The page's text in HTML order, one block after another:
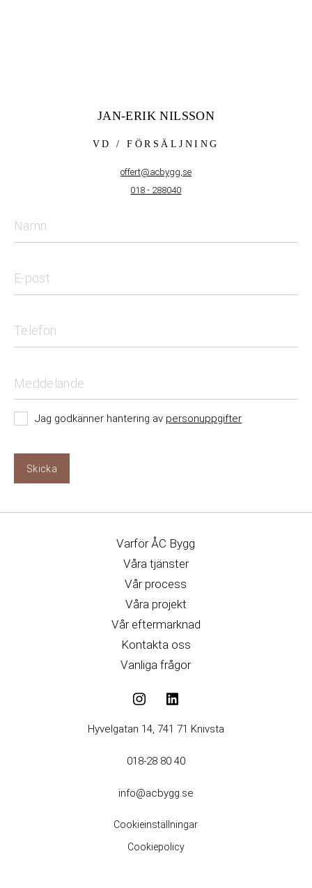
JAN-ERIK NILSSON
VD / FÖRSÄLJNING
offert@acbygg,se
018 - 288040
Jag godkänner hantering av personuppgifter
Skicka
Varför ÅC Bygg
Våra tjänster
Vår process
Våra projekt
Vår eftermarknad
Kontakta oss
Vanliga frågor
Hyvelgatan 14, 741 71 Knivsta
018-28 80 40
info@acbygg.se
Cookieinställningar
Cookiepolicy